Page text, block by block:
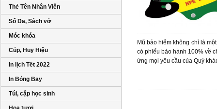
Thẻ Tên Nhân Viên
Sổ Da, Sách vở
Móc khóa
Cúp, Huy Hiệu
In lịch Tết 2022
In Bóng Bay
Túi, cặp học sinh
Mũ bảo hiểm không chỉ là
có phiếu bảo hành 100% về
ứng mọi yêu cầu của Quý